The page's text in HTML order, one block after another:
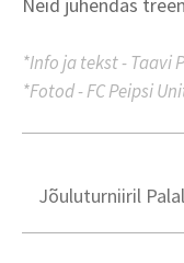
*Info ja tekst - Taavi
*Fotod - FC Peipsi
Jõuluturniiril